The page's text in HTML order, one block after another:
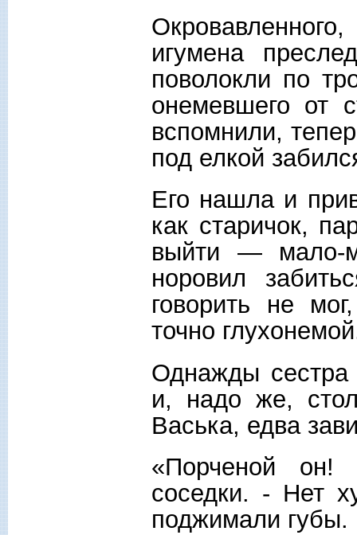
игумена
поволокли по
онемевшего от
вспомнили,
под елкой
Его нашла и
как старичок,
выйти — мало-
норовил
говорить не
точно
Однажды сестра
и, надо же,
Васька, едва
«Порченой он!
соседки. - Нет
поджимали губы.